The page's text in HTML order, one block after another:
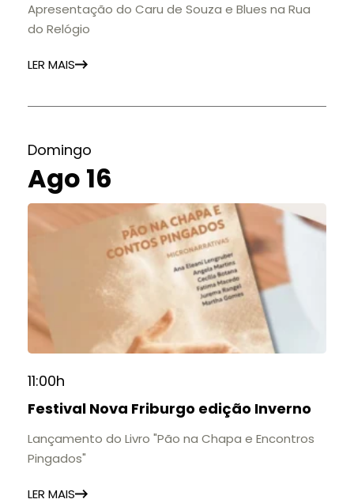
Apresentação do Caru de Souza e Blues na Rua
do Relógio
LER MAIS
Domingo
Ago 16
11:00h
Festival Nova Friburgo edição Inverno
Lançamento do Livro "Pão na Chapa e Encontros
Pingados"
LER MAIS